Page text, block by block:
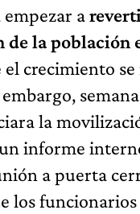
a
la población
el crecimiento
la
informe
a puerta
los funcionarios